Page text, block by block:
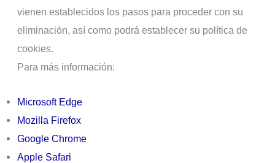
vienen establecidos los pasos para proceder con su
eliminación, así como podrá establecer su política de
cookies.
Para más información:
Microsoft Edge
Mozilla Firefox
Google Chrome
Apple Safari